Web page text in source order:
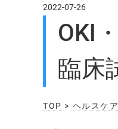
2022-07-26
OKI
臨床
TOP > ヘルスケ